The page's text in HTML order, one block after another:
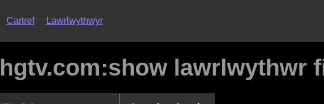
Cartref Lawrlwythwyr
hgtv.com:show lawrlwythwr